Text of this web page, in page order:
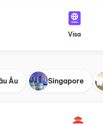
Visa
Âu Singapore